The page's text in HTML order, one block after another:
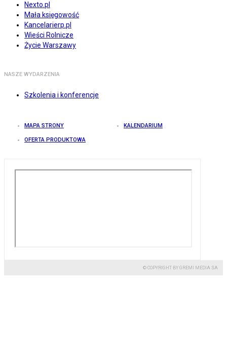
Nexto.pl
Mała księgowość
Kancelarierp.pl
Wieści Rolnicze
Życie Warszawy
NASZE WYDARZENIA
Szkolenia i konferencje
MAPA STRONY KALENDARIUM
OFERTA PRODUKTOWA
© COPYRIGHT BY GREMI MEDIA SA